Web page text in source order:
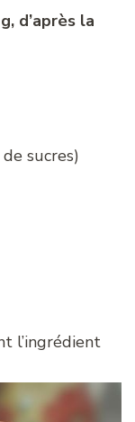
d’après la
sucres)
l’ingrédient